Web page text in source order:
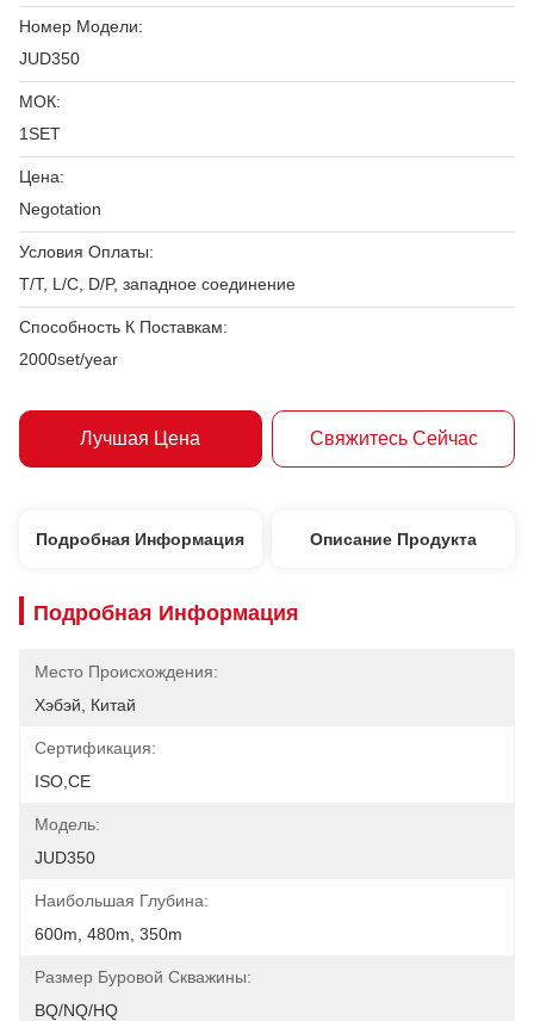
Номер Модели:
JUD350
МОК:
1SET
Цена:
Negotation
Условия Оплаты:
T/T, L/C, D/P, западное соединение
Способность К Поставкам:
2000set/year
Лучшая Цена Свяжитесь Сейчас
Подробная Информация Описание Продукта
Подробная Информация
Место Происхождения:
Хэбэй, Китай
Сертификация:
ISO,CE
Модель:
JUD350
Наибольшая Глубина:
600m, 480m, 350m
Размер Буровой Скважины:
BQ/NQ/HQ